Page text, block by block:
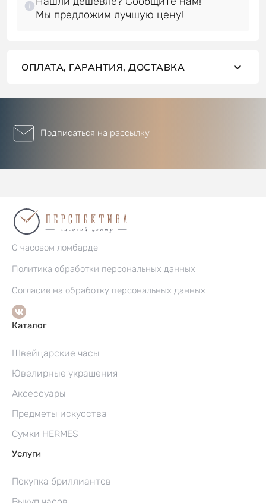
ОПЛАТА, ГАРАНТИЯ, ДОСТАВКА
Подписаться на рассылку
О часовом ломбарде
Политика обработки персональных данных
Согласие на обработку персональных данных
Каталог
Швейцарские часы
Ювелирные украшения
Аксессуары
Предметы искусства
Сумки HERMES
Услуги
Покупка бриллиантов